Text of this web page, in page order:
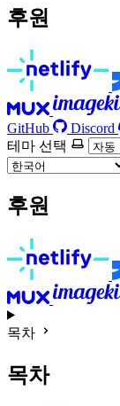
후원
GitHub
Discord
테마 선택
후원
목차
목차